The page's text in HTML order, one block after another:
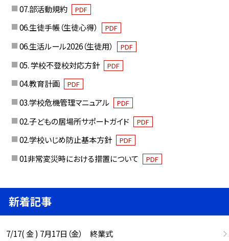
07.部活動規約 PDF
06.生徒手帳（生徒心得） PDF
06.生活ルール2026（生徒用） PDF
05. 学校不登校対応方針 PDF
04.教育計画 PDF
03.学校危機管理マニュアル PDF
02.子どもの居場所サポートガイド PDF
02.学校いじめ防止基本方針 PDF
01非常変災時における措置について PDF
新着記事
7/17( 金 ) 7月17日（金） 終業式